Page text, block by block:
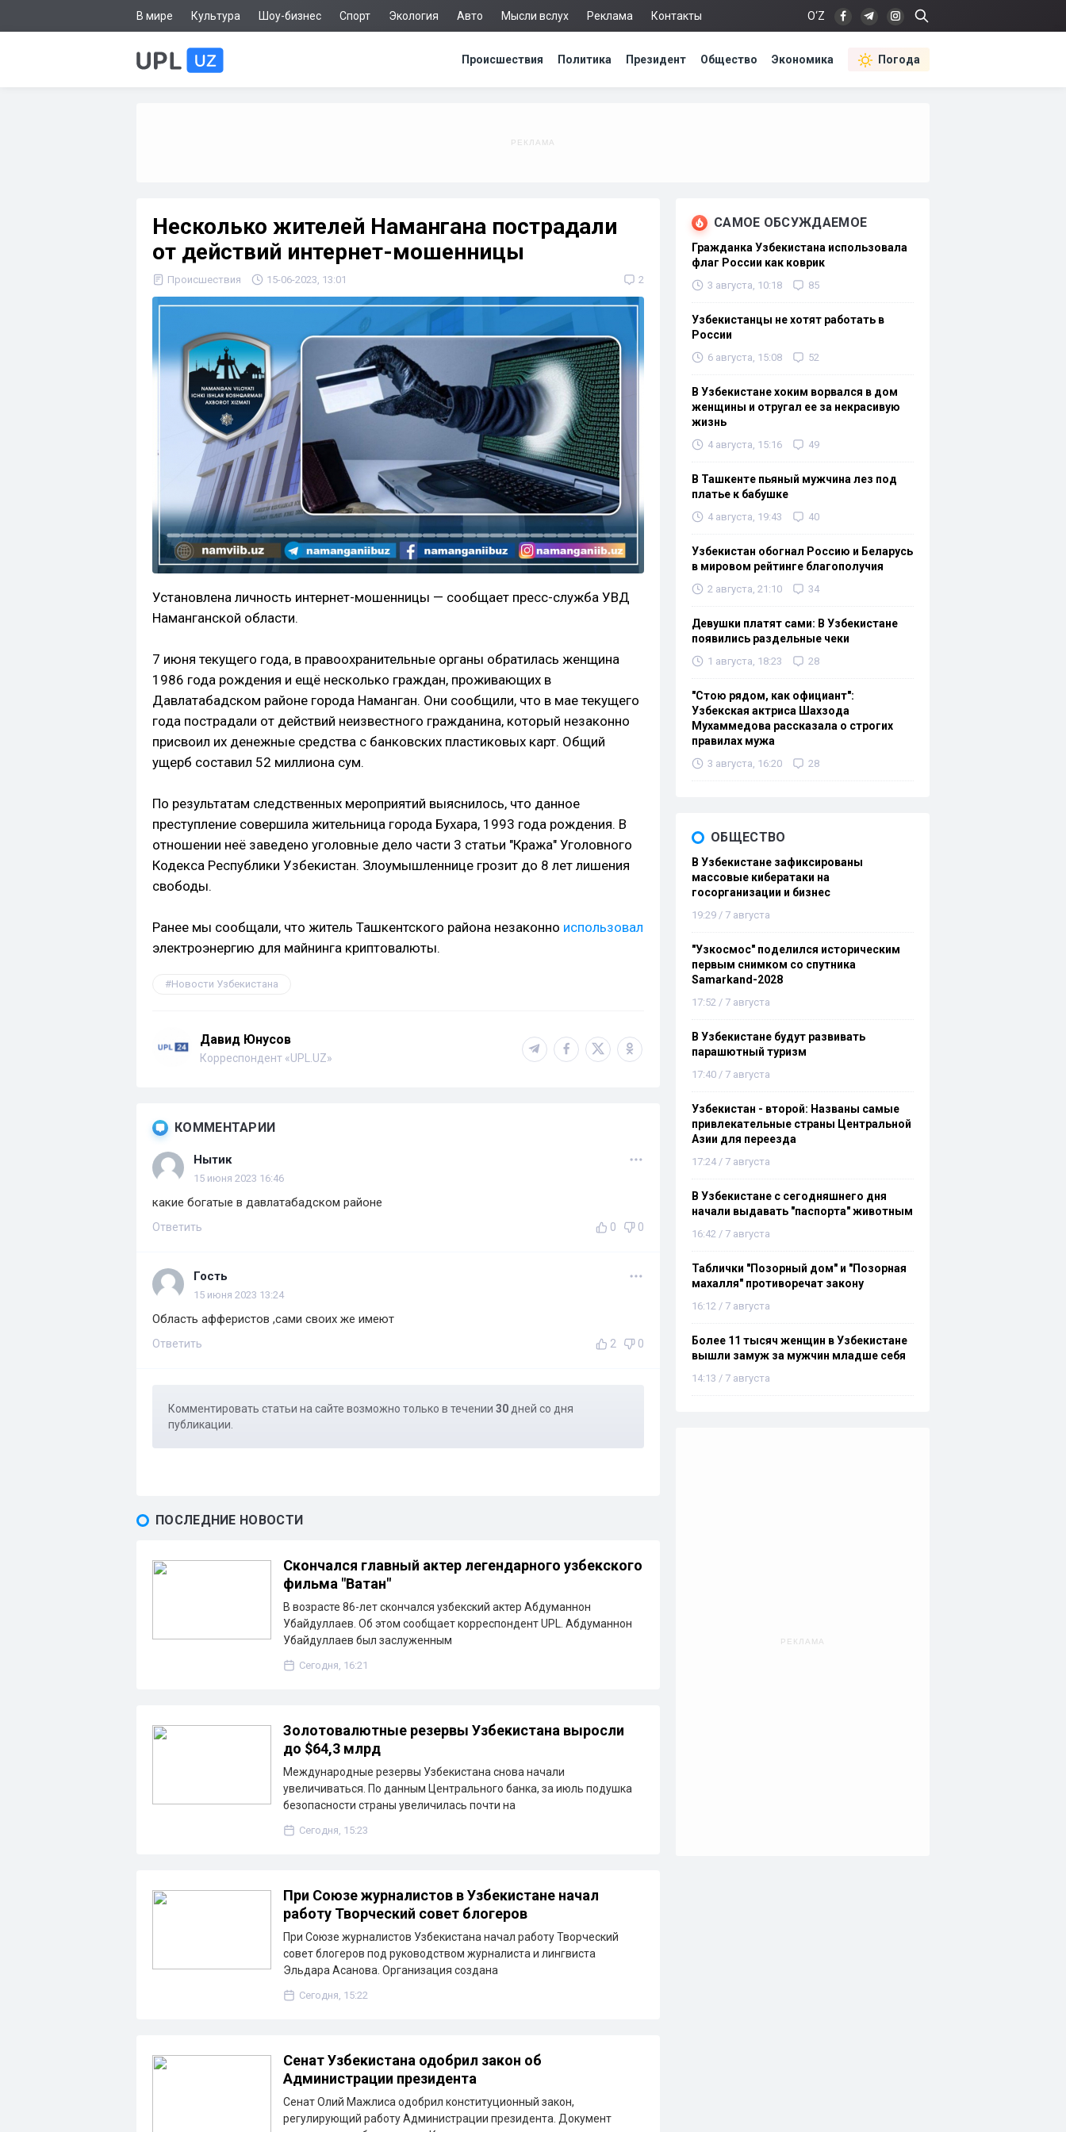
В мире Культура Шоу-бизнес Спорт Экология Авто Мысли вслух Реклама Контакты O‘Z
Происшествия Политика Президент Общество Экономика Погода
Несколько жителей Намангана пострадали
от действий интернет-мошенницы
Происшествия 15-06-2023, 13:01 2
Установлена личность интернет-мошенницы — сообщает пресс-служба УВД
Наманганской области.
7 июня текущего года, в правоохранительные органы обратилась женщина
1986 года рождения и ещё несколько граждан, проживающих в
Давлатабадском районе города Наманган. Они сообщили, что в мае текущего
года пострадали от действий неизвестного гражданина, который незаконно
присвоил их денежные средства с банковских пластиковых карт. Общий
ущерб составил 52 миллиона сум.
По результатам следственных мероприятий выяснилось, что данное
преступление совершила жительница города Бухара, 1993 года рождения. В
отношении неё заведено уголовные дело части 3 статьи "Кража" Уголовного
Кодекса Республики Узбекистан. Злоумышленнице грозит до 8 лет лишения
свободы.
Ранее мы сообщали, что житель Ташкентского района незаконно использовал
электроэнергию для майнинга криптовалюты.
Новости Узбекистана
Давид Юнусов
Корреспондент «UPL.UZ»
КОММЕНТАРИИ
Нытик
15 июня 2023 16:46
какие богатые в давлатабадском районе
Ответить 0 0
Гость
15 июня 2023 13:24
Область афферистов ,сами своих же имеют
Ответить 2 0
Комментировать статьи на сайте возможно только в течении 30 дней со дня
публикации.
ПОСЛЕДНИЕ НОВОСТИ
Скончался главный актер легендарного узбекского
фильма "Ватан"
В возрасте 86-лет скончался узбекский актер Абдуманнон
Убайдуллаев. Об этом сообщает корреспондент UPL. Абдуманнон
Убайдуллаев был заслуженным
Сегодня, 16:21
Золотовалютные резервы Узбекистана выросли
до $64,3 млрд
Международные резервы Узбекистана снова начали
увеличиваться. По данным Центрального банка, за июль подушка
безопасности страны увеличилась почти на
Сегодня, 15:23
При Союзе журналистов в Узбекистане начал
работу Творческий совет блогеров
При Союзе журналистов Узбекистана начал работу Творческий
совет блогеров под руководством журналиста и лингвиста
Эльдара Асанова. Организация создана
Сегодня, 15:22
Сенат Узбекистана одобрил закон об
Администрации президента
Сенат Олий Мажлиса одобрил конституционный закон,
регулирующий работу Администрации президента. Документ
САМОЕ ОБСУЖДАЕМОЕ
Гражданка Узбекистана использовала
флаг России как коврик
3 августа, 10:18 85
Узбекистанцы не хотят работать в
России
6 августа, 15:08 52
В Узбекистане хоким ворвался в дом
женщины и отругал ее за некрасивую
жизнь
4 августа, 15:16 49
В Ташкенте пьяный мужчина лез под
платье к бабушке
4 августа, 19:43 40
Узбекистан обогнал Россию и Беларусь
в мировом рейтинге благополучия
2 августа, 21:10 34
Девушки платят сами: В Узбекистане
появились раздельные чеки
1 августа, 18:23 28
"Стою рядом, как официант":
Узбекская актриса Шахзода
Мухаммедова рассказала о строгих
правилах мужа
3 августа, 16:20 28
ОБЩЕСТВО
В Узбекистане зафиксированы
массовые кибератаки на
госорганизации и бизнес
19:29 / 7 августа
"Узкосмос" поделился историческим
первым снимком со спутника
Samarkand-2028
17:52 / 7 августа
В Узбекистане будут развивать
парашютный туризм
17:40 / 7 августа
Узбекистан - второй: Названы самые
привлекательные страны Центральной
Азии для переезда
17:24 / 7 августа
В Узбекистане с сегодняшнего дня
начали выдавать "паспорта" животным
16:42 / 7 августа
Таблички "Позорный дом" и "Позорная
махалля" противоречат закону
16:12 / 7 августа
Более 11 тысяч женщин в Узбекистане
вышли замуж за мужчин младше себя
14:13 / 7 августа